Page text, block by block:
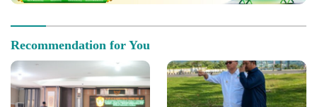
Recommendation for You